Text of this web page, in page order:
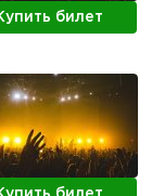
билет